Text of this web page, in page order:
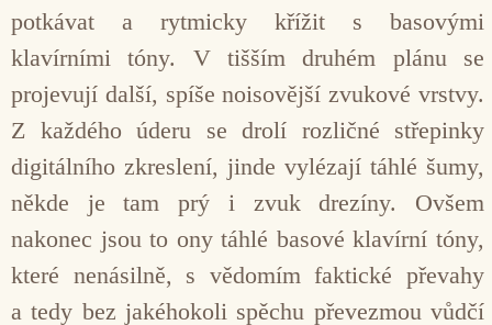
potkávat a rytmicky křížit s basovými
klavírními tóny. V tišším druhém plánu se
projevují další, spíše noisovější zvukové vrstvy.
Z každého úderu se drolí rozličné střepinky
digitálního zkreslení, jinde vylézají táhlé šumy,
někde je tam prý i zvuk drezíny. Ovšem
nakonec jsou to ony táhlé basové klavírní tóny,
které nenásilně, s vědomím faktické převahy
a tedy bez jakéhokoli spěchu převezmou vůdčí